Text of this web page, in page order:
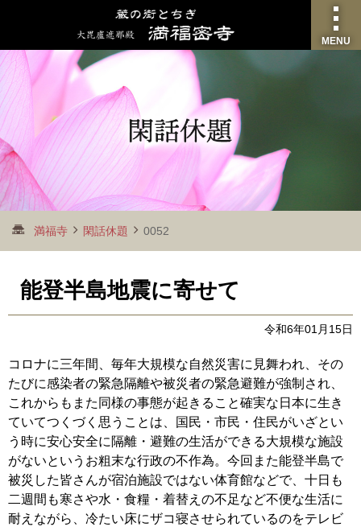
MENU
満福寺 閑話休題 0052
能登半島地震に寄せて
令和6年01月15日
コロナに三年間、毎年大規模な自然災害に見舞われ、その
たびに感染者の緊急隔離や被災者の緊急避難が強制され、
これからもまた同様の事態が起きること確実な日本に生き
ていてつくづく思うことは、国民・市民・住民がいざとい
う時に安心安全に隔離・避難の生活ができる大規模な施設
がないというお粗末な行政の不作為。今回また能登半島で
被災した皆さんが宿泊施設ではない体育館などで、十日も
二週間も寒さや水・食糧・着替えの不足など不便な生活に
耐えながら、冷たい床にザコ寝させられているのをテレビ